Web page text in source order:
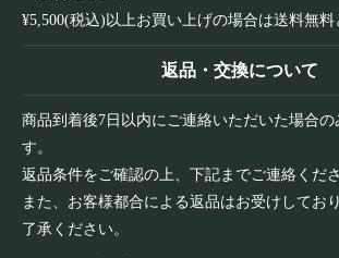
¥5,500(税込)以上お買い上げの場合は送料無料
返品・交換について
商品到着後7日以内にご連絡いただいた場合の
す。
返品条件をご確認の上、下記までご連絡くださ
また、お客様都合による返品はお受けしてお
了承ください。